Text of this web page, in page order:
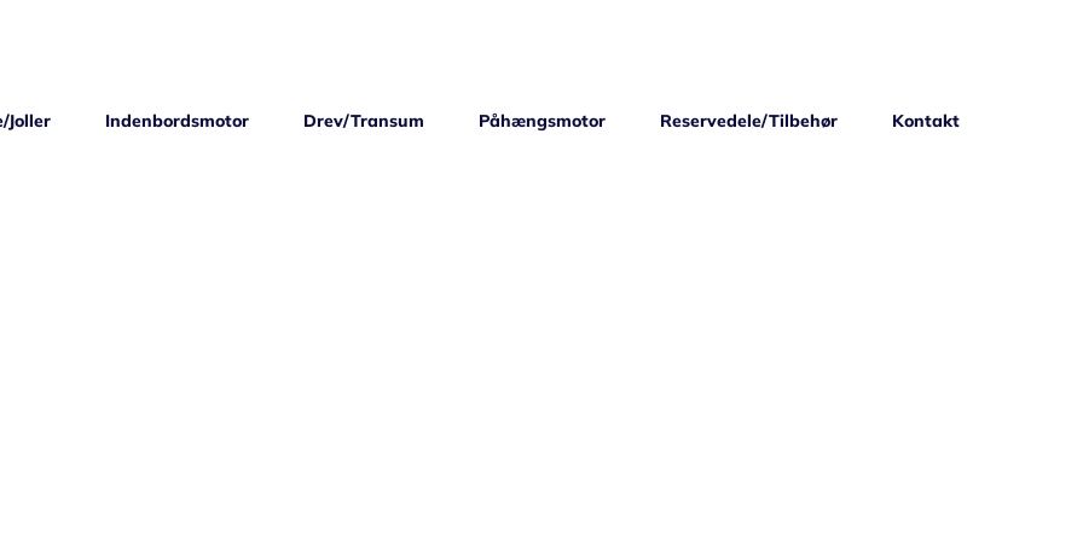
Joller Indenbordsmotor Drev/Transum Påhængsmotor Reservedele/Tilbehør Kontakt